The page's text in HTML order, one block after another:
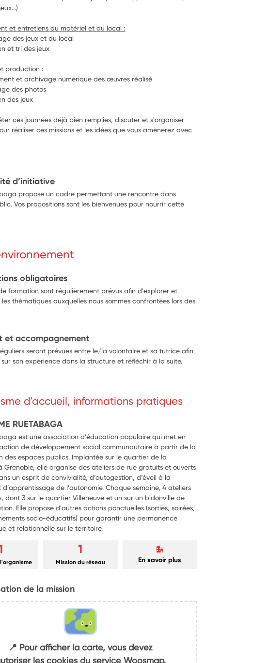
et entretiens du matériel et du local :
des jeux et du local
et tri des jeux
production :
et archivage numérique des œuvres réalisé
des photos
des jeux
ces journées déjà bien remplies, discuter et s'organiser
réaliser ces missions et les idées que vous amènerez avec
d’initiative
propose un cadre permettant une rencontre dans
Vos propositions sont les bienvenues pour nourrir cette
obligatoires
formation sont régulièrement prévus afin d'explorer et
thématiques auxquelles nous sommes confrontées lors des
et accompagnement
seront prévues entre le/la volontaire et sa tutrice afin
son expérience dans la structure et réfléchir à la suite.
d'accueil, informations pratiques
RUETABAGA
est une association d’éducation populaire qui met en
de développement social communautaire à partir de la
des espaces publics. Implantée sur le quartier de la
Grenoble, elle organise des ateliers de rue gratuits et ouverts
un esprit de convivialité, d’autogestion, d’éveil à la
de l’autonomie. Chaque semaine, 4 ateliers
dont 3 sur le quartier Villeneuve et un sur un bidonville de
Elle propose d'autres actions ponctuelles (sorties, soirées,
socio-éducatifs) pour garantir une permanence
et relationnelle sur le territoire.
1
Mission du réseau En savoir plus
de la mission
📍 Pour afficher la carte, vous devez
les cookies du service Woosmap.